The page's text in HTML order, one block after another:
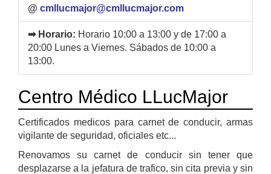
@ cmllucmajor@cmllucmajor.com
➡ Horario: Horario 10:00 a 13:00 y de 17:00 a
20:00 Lunes a Viernes. Sábados de 10:00 a
13:00.
Centro Médico LLucMajor
Certificados medicos para carnet de conducir, armas
vigilante de seguridad, oficiales etc...
Renovamos su carnet de conducir sin tener que
desplazarse a la jefatura de trafico, sin cita previa y sin